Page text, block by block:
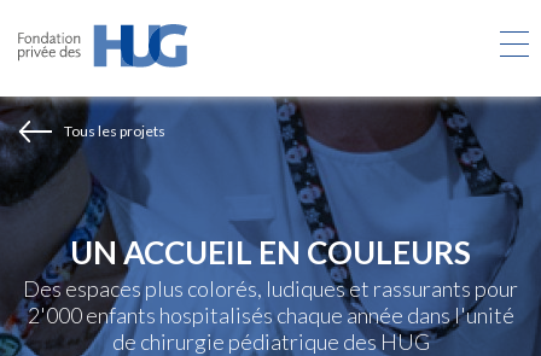
contenu
Tous les projets
UN ACCUEIL EN COULEURS
Des espaces plus colorés, ludiques et rassurants pour
2'000 enfants hospitalisés chaque année dans l'unité
de chirurgie pédiatrique des HUG